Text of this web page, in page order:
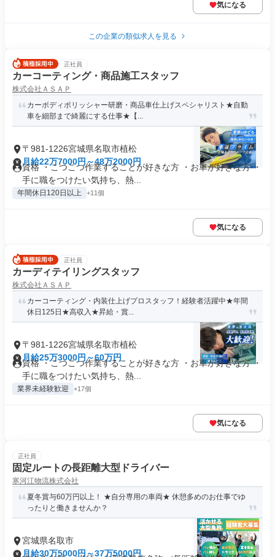
気になる
この企業の類似求人を見る
正社員
カーコーティング・商品施工スタッフ
株式会社ＡＳＡＰ
カーボディポリッシャー研磨・商品車仕上げスペシャリスト★自動
車を細部まで綺麗にする仕事★【...
〒981-1226宮城県名取市植松
月給22万7000円～48万2000円
資格 ・こつこつ作業することが好きな方 ・お車が好きな方 ・
手に職をつけたい気持ち、熱...
年間休日120日以上 +11個
気になる
正社員
カーディテイリングスタッフ
株式会社ＡＳＡＰ
カーコーティング・内装仕上げプロスタッフ！経験者活躍中★年間
休日125日★高収入★昇給・賞...
〒981-1226宮城県名取市植松
月給25万3000円～60万円
資格 ・こつこつ作業することが好きな方 ・お車が好きな方 ・
手に職をつけたい気持ち、熱...
業界未経験歓迎 +17個
気になる
正社員
固定ルートの長距離大型ドライバー
寒河江物流株式会社
夏冬賞与60万円以上！ ★自分専用の車両★ 休憩多めのお仕事でゆ
ったりと働きませんか？
宮城県名取市
月給30万5000円～37万5000円